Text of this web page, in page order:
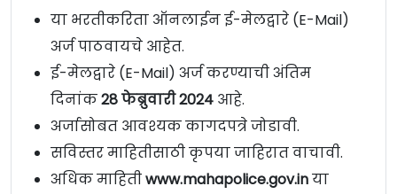
या भरतीकरिता ऑनलाईन ई-मेलद्वारे (E-Mail)
अर्ज पाठवायचे आहेत.
ई-मेलद्वारे (E-Mail) अर्ज करण्याची अंतिम
दिनांक 28 फेब्रुवारी 2024 आहे.
अर्जासोबत आवश्यक कागदपत्रे जोडावी.
सविस्तर माहितीसाठी कृपया जाहिरात वाचावी.
अधिक माहिती www.mahapolice.gov.in या